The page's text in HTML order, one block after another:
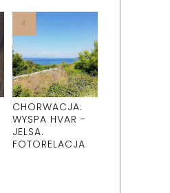
CHORWACJA:
WYSPA HVAR -
JELSA.
FOTORELACJA